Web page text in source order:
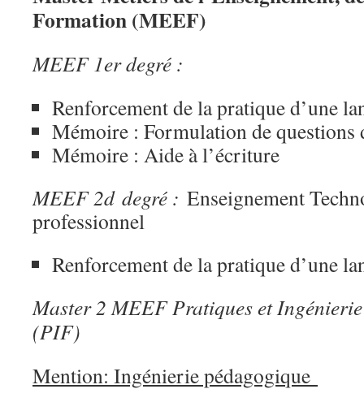
Formation (MEEF)
MEEF 1er degré :
Renforcement de la pratique d’une
Mémoire : Formulation de questions
Mémoire : Aide à l’écriture
MEEF 2d degré : Enseignement
professionnel
Renforcement de la pratique d’une
Master 2 MEEF Pratiques et
(PIF)
Mention: Ingénierie pédagogique